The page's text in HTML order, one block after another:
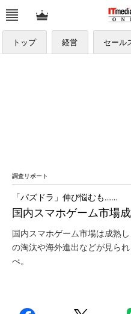
トップ 経営 セール
調査リポート
国内スマホゲーム市場
「パズドラ」伸び悩むも……
国内スマホゲーム市場は成熟
の淘汰や海外進出などが見ら
べ。